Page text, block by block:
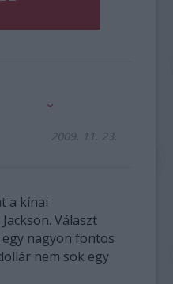
2009. 11. 23.
a kínai
Választ
nagyon fontos
nem sok egy